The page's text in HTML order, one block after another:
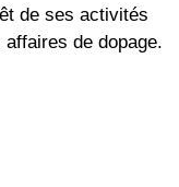
de ses activités
de dopage.